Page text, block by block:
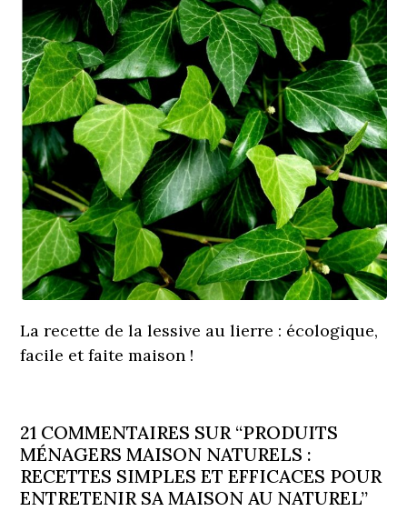
La recette de la lessive au lierre : écologique,
facile et faite maison !
21 COMMENTAIRES SUR “PRODUITS
MÉNAGERS MAISON NATURELS :
RECETTES SIMPLES ET EFFICACES POUR
ENTRETENIR SA MAISON AU NATUREL”